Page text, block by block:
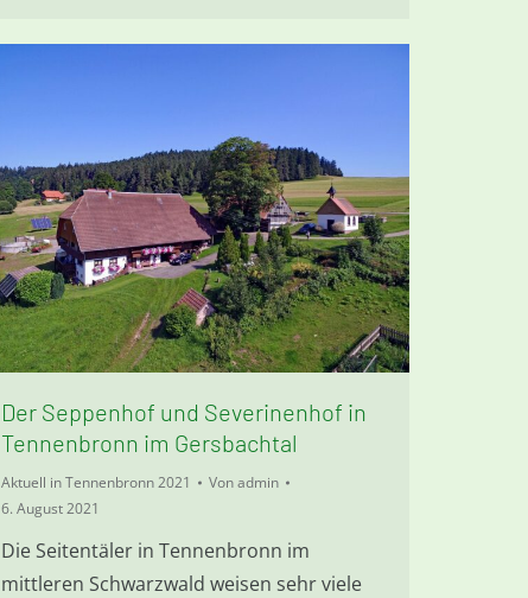
Der Seppenhof und Severinenhof in
Tennenbronn im Gersbachtal
Aktuell in Tennenbronn 2021 Vonadmin
6. August 2021
Die Seitentäler in Tennenbronn im
mittleren Schwarzwald weisen sehr viele